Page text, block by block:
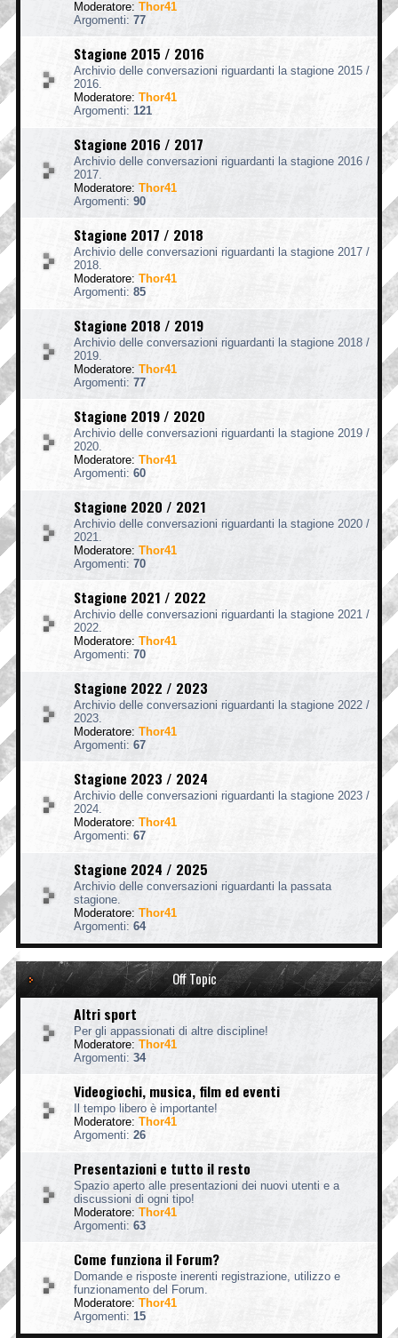
Moderatore: Thor41
Argomenti: 77
Stagione 2015 / 2016
Archivio delle conversazioni riguardanti la stagione 2015 /
2016.
Moderatore: Thor41
Argomenti: 121
Stagione 2016 / 2017
Archivio delle conversazioni riguardanti la stagione 2016 /
2017.
Moderatore: Thor41
Argomenti: 90
Stagione 2017 / 2018
Archivio delle conversazioni riguardanti la stagione 2017 /
2018.
Moderatore: Thor41
Argomenti: 85
Stagione 2018 / 2019
Archivio delle conversazioni riguardanti la stagione 2018 /
2019.
Moderatore: Thor41
Argomenti: 77
Stagione 2019 / 2020
Archivio delle conversazioni riguardanti la stagione 2019 /
2020.
Moderatore: Thor41
Argomenti: 60
Stagione 2020 / 2021
Archivio delle conversazioni riguardanti la stagione 2020 /
2021.
Moderatore: Thor41
Argomenti: 70
Stagione 2021 / 2022
Archivio delle conversazioni riguardanti la stagione 2021 /
2022.
Moderatore: Thor41
Argomenti: 70
Stagione 2022 / 2023
Archivio delle conversazioni riguardanti la stagione 2022 /
2023.
Moderatore: Thor41
Argomenti: 67
Stagione 2023 / 2024
Archivio delle conversazioni riguardanti la stagione 2023 /
2024.
Moderatore: Thor41
Argomenti: 67
Stagione 2024 / 2025
Archivio delle conversazioni riguardanti la passata
stagione.
Moderatore: Thor41
Argomenti: 64
Off Topic
Altri sport
Per gli appassionati di altre discipline!
Moderatore: Thor41
Argomenti: 34
Videogiochi, musica, film ed eventi
Il tempo libero è importante!
Moderatore: Thor41
Argomenti: 26
Presentazioni e tutto il resto
Spazio aperto alle presentazioni dei nuovi utenti e a
discussioni di ogni tipo!
Moderatore: Thor41
Argomenti: 63
Come funziona il Forum?
Domande e risposte inerenti registrazione, utilizzo e
funzionamento del Forum.
Moderatore: Thor41
Argomenti: 15